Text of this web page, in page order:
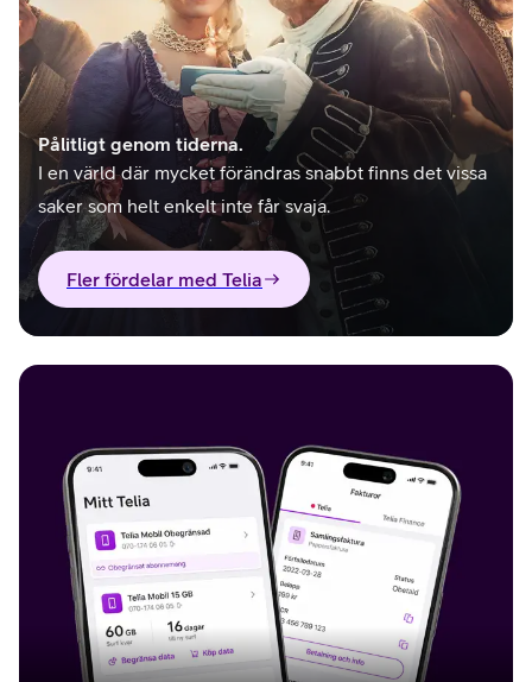
Pålitligt genom tiderna.
I en värld där mycket förändras snabbt finns det vissa
saker som helt enkelt inte får svaja.
Fler fördelar med Telia